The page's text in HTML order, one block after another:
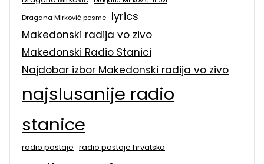
Dragana Mirković pesme lyrics
Makedonski radija vo zivo
Makedonski Radio Stanici
Najdobar izbor Makedonski radija vo zivo
najslusanije radio
stanice
radio postaje radio postaje hrvatska